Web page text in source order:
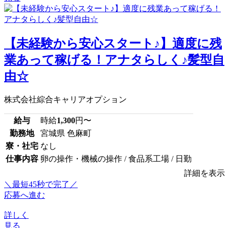
【未経験から安心スタート♪】適度に残
業あって稼げる！アナタらしく♪髪型自
由☆
株式会社綜合キャリアオプション
給与 時給1,300円〜
勤務地
宮城県 色麻町
寮・社宅 なし
仕事内容 卵の操作・機械の操作 / 食品系工場 / 日勤
詳細を表示
＼最短45秒で完了／
応募へ進む
詳しく
見る